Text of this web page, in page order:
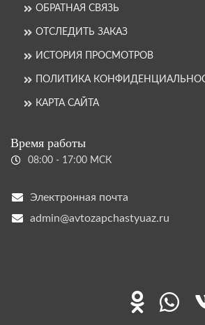
ОБРАТНАЯ СВЯЗЬ
ОТСЛЕДИТЬ ЗАКАЗ
ИСТОРИЯ ПРОСМОТРОВ
ПОЛИТИКА
КАРТА САЙТА
Время работы
08:00 - 17:00 МСК
Электронная почта
admin@avtozapchastyuaz.ru